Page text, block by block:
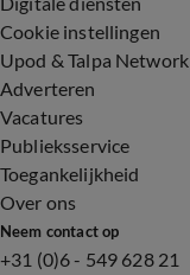
Cookie instellingen
Upod & Talpa Network
Adverteren
Vacatures
Publieksservice
Toegankelijkheid
Over ons
Neem contact op
+31 (0)6 - 549 628 21